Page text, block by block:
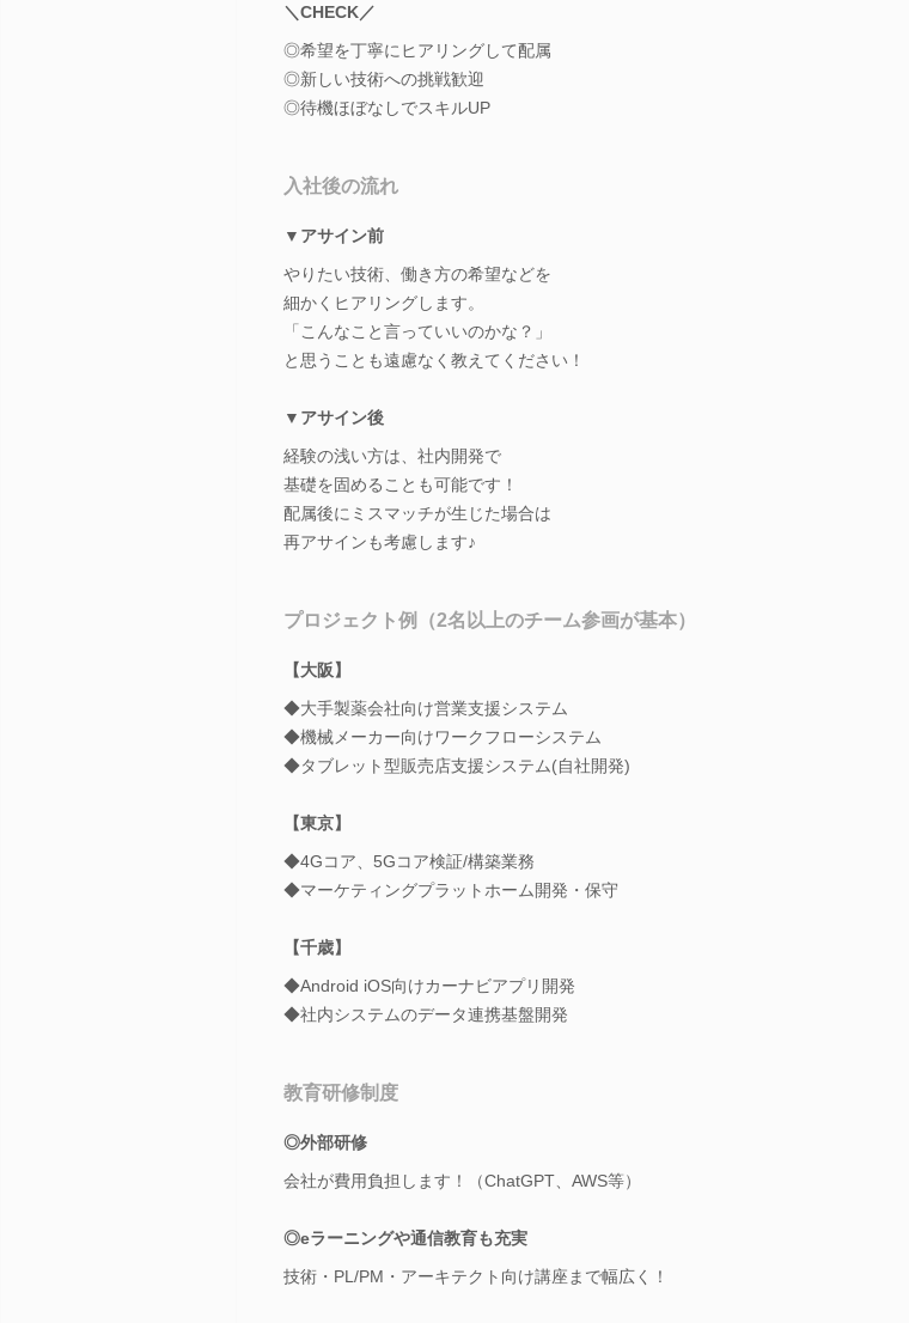
＼CHECK／
◎希望を丁寧にヒアリングして配属
◎新しい技術への挑戦歓迎
◎待機ほぼなしでスキルUP
入社後の流れ
▼アサイン前
やりたい技術、働き方の希望などを
細かくヒアリングします。
「こんなこと言っていいのかな？」
と思うことも遠慮なく教えてください！
▼アサイン後
経験の浅い方は、社内開発で
基礎を固めることも可能です！
配属後にミスマッチが生じた場合は
再アサインも考慮します♪
プロジェクト例（2名以上のチーム参画が基本）
【大阪】
◆大手製薬会社向け営業支援システム
◆機械メーカー向けワークフローシステム
◆タブレット型販売店支援システム(自社開発)
【東京】
◆4Gコア、5Gコア検証/構築業務
◆マーケティングプラットホーム開発・保守
【千歳】
◆Android iOS向けカーナビアプリ開発
◆社内システムのデータ連携基盤開発
教育研修制度
◎外部研修
会社が費用負担します！（ChatGPT、AWS等）
◎eラーニングや通信教育も充実
技術・PL/PM・アーキテクト向け講座まで幅広く！